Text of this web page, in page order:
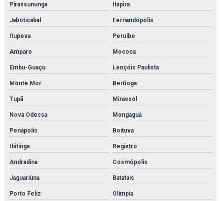
Pirassununga Itapira
Jaboticabal Fernandópolis
Itupeva Peruíbe
Amparo Mococa
Embu-Guaçu Lençóis Paulista
Monte Mor Bertioga
Tupã Mirassol
Nova Odessa Mongaguá
Penápolis Boituva
Ibitinga Registro
Andradina Cosmópolis
Jaguariúna Batatais
Porto Feliz Olímpia